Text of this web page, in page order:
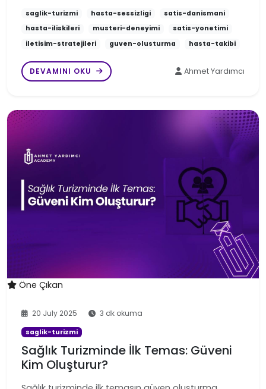
saglik-turizmi hasta-sessizligi
satis-danismani
hasta-iliskileri
musteri-deneyimi
satis-yonetimi
iletisim-stratejileri
guven-olusturma hasta-takibi
DEVAMINI OKU Ahmet Yardımcı
Öne Çıkan
20 July 2025 3 dk okuma
saglik-turizmi
Sağlık Turizminde İlk Temas: Güveni
Kim Oluşturur?